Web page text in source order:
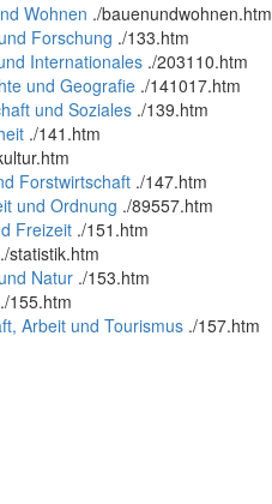
Wohnen ./bauenundwohnen.htm
Forschung ./133.htm
Internationales ./203110.htm
und Geografie ./141017.htm
und Soziales ./139.htm
./141.htm
Forstwirtschaft ./147.htm
und Ordnung ./89557.htm
Freizeit ./151.htm
./statistik.htm
Natur ./153.htm
./155.htm
Arbeit und Tourismus ./157.htm